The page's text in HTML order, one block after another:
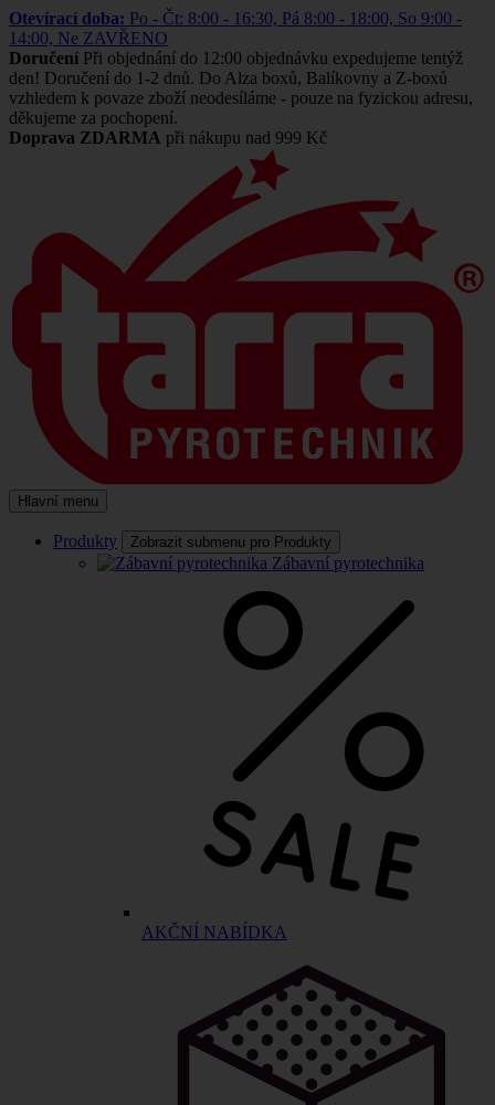
Otevírací doba: Po - Čt: 8:00 - 16:30, Pá 8:00 - 18:00, So 9:00 -
14:00, Ne ZAVŘENO
Doručení Při objednání do 12:00 objednávku expedujeme tentýž
den! Doručení do 1-2 dnů. Do Alza boxů, Balíkovny a Z-boxů
vzhledem k povaze zboží neodesíláme - pouze na fyzickou adresu,
děkujeme za pochopení.
Doprava ZDARMA při nákupu nad 999 Kč
Hlavní menu
Produkty Zobrazit submenu pro Produkty
Zábavní pyrotechnika
AKČNÍ NABÍDKA